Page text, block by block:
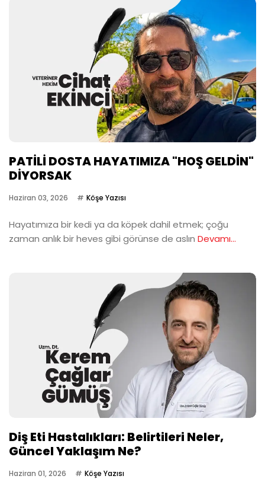
PATİLİ DOSTA HAYATIMIZA "HOŞ GELDİN"
DİYORSAK
Haziran 03, 2026 Köşe Yazısı
Hayatımıza bir kedi ya da köpek dahil etmek; çoğu
zaman anlık bir heves gibi görünse de aslın Devamı...
Diş Eti Hastalıkları: Belirtileri Neler,
Güncel Yaklaşım Ne?
Haziran 01, 2026 Köşe Yazısı